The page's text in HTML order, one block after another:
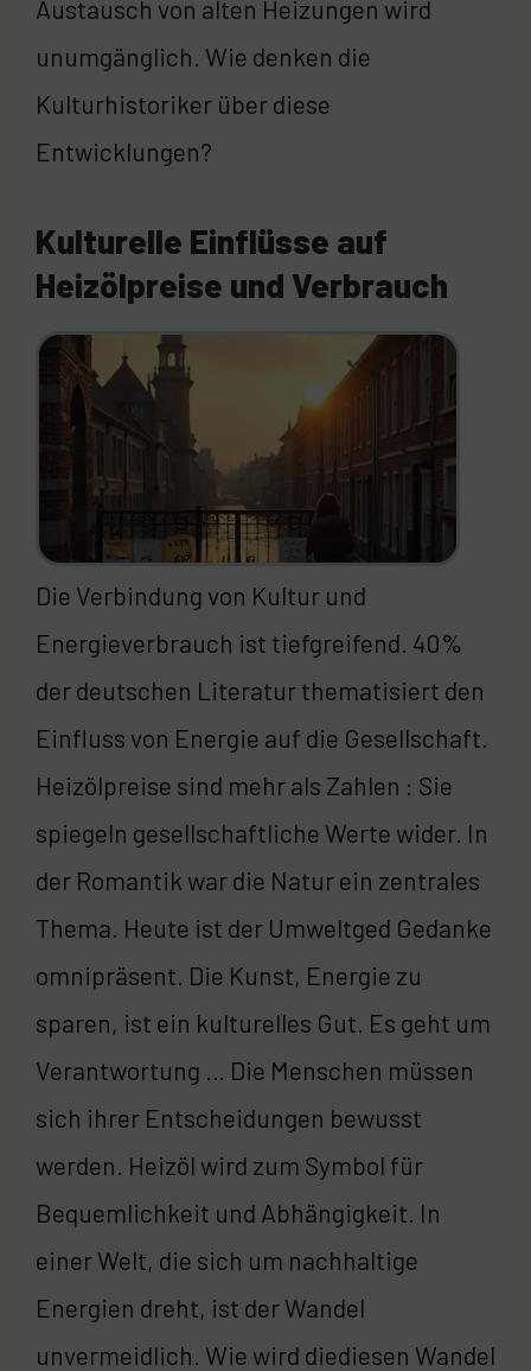
Austausch von alten Heizungen wird
unumgänglich. Wie denken die
Kulturhistoriker über diese
Entwicklungen?
Kulturelle Einflüsse auf
Heizölpreise und Verbrauch
Die Verbindung von Kultur und
Energieverbrauch ist tiefgreifend. 40%
der deutschen Literatur thematisiert den
Einfluss von Energie auf die Gesellschaft.
Heizölpreise sind mehr als Zahlen : Sie
spiegeln gesellschaftliche Werte wider. In
der Romantik war die Natur ein zentrales
Thema. Heute ist der Umweltged Gedanke
omnipräsent. Die Kunst, Energie zu
sparen, ist ein kulturelles Gut. Es geht um
Verantwortung … Die Menschen müssen
sich ihrer Entscheidungen bewusst
werden. Heizöl wird zum Symbol für
Bequemlichkeit und Abhängigkeit. In
einer Welt, die sich um nachhaltige
Energien dreht, ist der Wandel
unvermeidlich. Wie wird diediesen Wandel